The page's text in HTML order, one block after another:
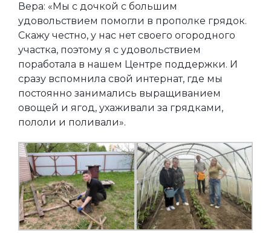
Вера: «Мы с дочкой с большим
удовольствием помогли в прополке грядок.
Скажу честно, у нас нет своего огородного
участка, поэтому я с удовольствием
поработала в нашем Центре поддержки. И
сразу вспомнила свой интернат, где мы
постоянно занимались выращиванием
овощей и ягод, ухаживали за грядками,
пололи и поливали».